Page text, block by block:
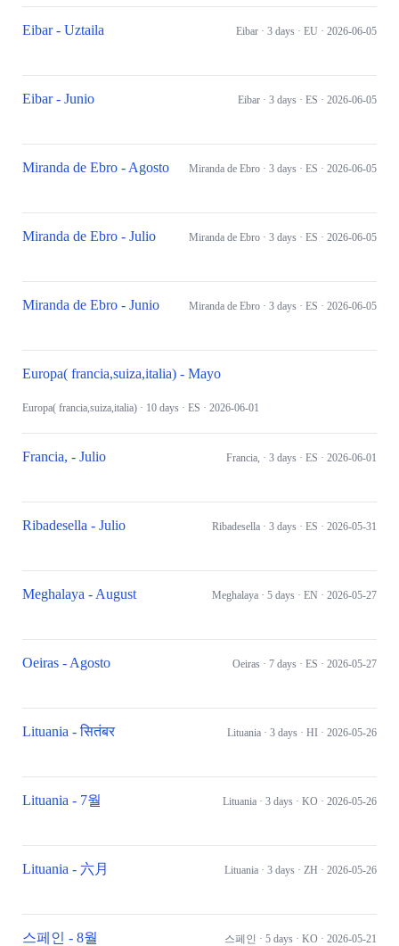
Eibar - Uztaila Eibar · 3 days · EU · 2026-06-05
Eibar - Junio Eibar · 3 days · ES · 2026-06-05
Miranda de Ebro - Agosto Miranda de Ebro · 3 days · ES · 2026-06-05
Miranda de Ebro - Julio Miranda de Ebro · 3 days · ES · 2026-06-05
Miranda de Ebro - Junio Miranda de Ebro · 3 days · ES · 2026-06-05
Europa( francia,suiza,italia) - Mayo
Europa( francia,suiza,italia) · 10 days · ES · 2026-06-01
Francia, - Julio Francia, · 3 days · ES · 2026-06-01
Ribadesella - Julio Ribadesella · 3 days · ES · 2026-05-31
Meghalaya - August Meghalaya · 5 days · EN · 2026-05-27
Oeiras - Agosto Oeiras · 7 days · ES · 2026-05-27
Lituania - सितंबर Lituania · 3 days · HI · 2026-05-26
Lituania - 7월 Lituania · 3 days · KO · 2026-05-26
Lituania - 六月 Lituania · 3 days · ZH · 2026-05-26
스페인 - 8월 스페인 · 5 days · KO · 2026-05-21